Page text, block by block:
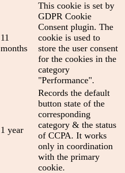
11
months
This cookie is set by
GDPR Cookie
Consent plugin. The
cookie is used to
store the user consent
for the cookies in the
category
"Performance".
1 year
Records the default
button state of the
corresponding
category & the status
of CCPA. It works
only in coordination
with the primary
cookie.